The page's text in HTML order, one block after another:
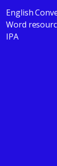
English
Word
IPA